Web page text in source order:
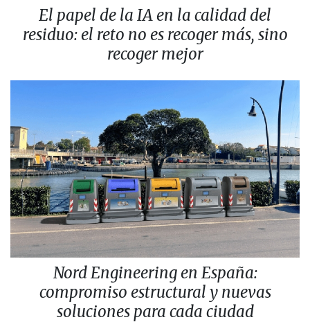
El papel de la IA en la calidad del
residuo: el reto no es recoger más, sino
recoger mejor
Nord Engineering en España:
compromiso estructural y nuevas
soluciones para cada ciudad